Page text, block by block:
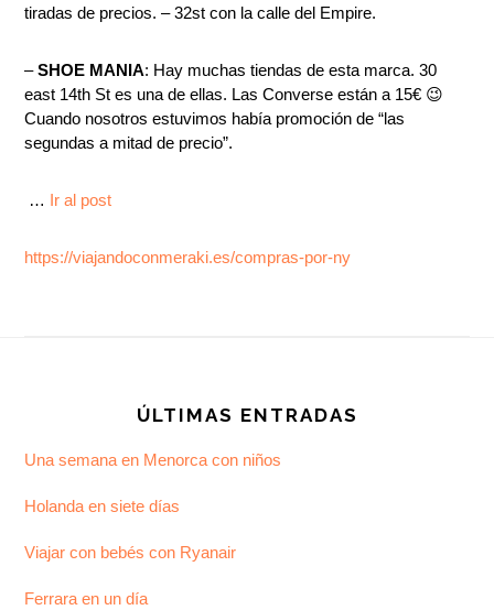
tiradas de precios. – 32st con la calle del Empire.
–SHOE MANIA: Hay muchas tiendas de esta marca. 30
east 14th St es una de ellas. Las Converse están a 15€ 😉
Cuando nosotros estuvimos había promoción de “las
segundas a mitad de precio”.
… Ir al post
https://viajandoconmeraki.es/compras-por-ny
ÚLTIMAS ENTRADAS
Una semana en Menorca con niños
Holanda en siete días
Viajar con bebés con Ryanair
Ferrara en un día